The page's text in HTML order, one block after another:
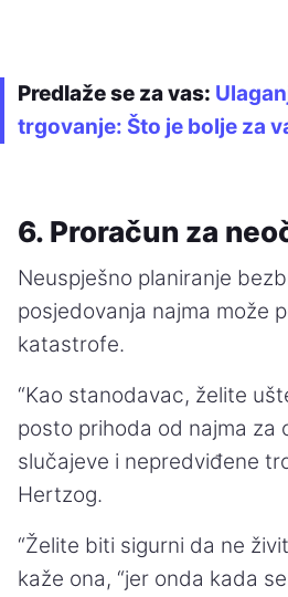
Predlaže se za vas:
trgovanje: Što je bolje za
6. Proračun za
Neuspješno planiranje
posjedovanja najma može
katastrofe.
“Kao stanodavac, želite
posto prihoda od najma za
slučajeve i nepredviđene
Hertzog.
“Želite biti sigurni da ne
kaže ona, “jer onda kada